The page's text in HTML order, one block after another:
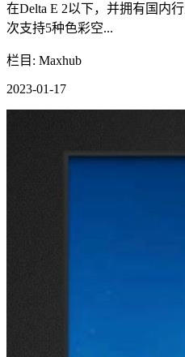
在Delta E 2以下，并拥有国内
次支持5种色彩空...
栏目: Maxhub
2023-01-17